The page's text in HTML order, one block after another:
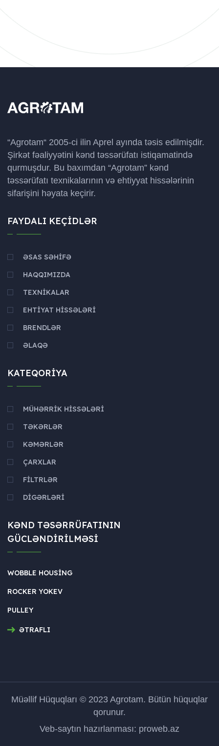
“Agrotam“ 2005-ci ilin Aprel ayında təsis edilmişdir.
Şirkət fəaliyyətini kənd təssərüfatı istiqamatində
qurmuşdur. Bu baxımdan “Agrotam” kənd
təssərüfatı texnikalarının və ehtiyyat hissələrinin
sifarişini həyata keçirir.
FAYDALI KEÇIDLƏR
ƏSAS SƏHIFƏ
HAQQIMIZDA
TEXNIKALAR
EHTIYAT HISSƏLƏRI
BRENDLƏR
ƏLAQƏ
KATEQORIYA
MÜHƏRRIK HISSƏLƏRI
TƏKƏRLƏR
KƏMƏRLƏR
ÇARXLAR
FILTRLƏR
DIGƏRLƏRI
KƏND TƏSƏRRÜFATININ
GÜCLƏNDIRILMƏSI
WOBBLE HOUSING
ROCKER YOKEV
PULLEY
ƏTRAFLI
Müəllif Hüquqları © 2023 Agrotam. Bütün hüquqlar
qorunur.
Veb-saytın hazırlanması: proweb.az